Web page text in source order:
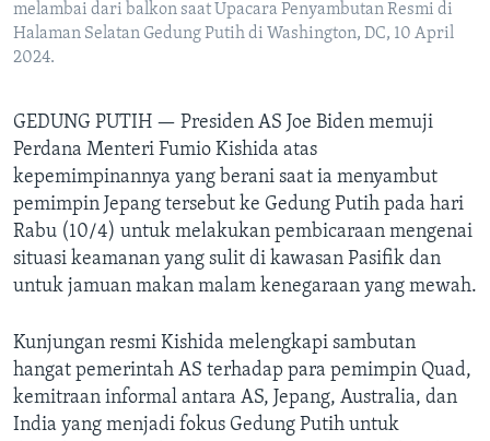
melambai dari balkon saat Upacara Penyambutan Resmi di
Halaman Selatan Gedung Putih di Washington, DC, 10 April
2024.
GEDUNG PUTIH — Presiden AS Joe Biden memuji
Perdana Menteri Fumio Kishida atas
kepemimpinannya yang berani saat ia menyambut
pemimpin Jepang tersebut ke Gedung Putih pada hari
Rabu (10/4) untuk melakukan pembicaraan mengenai
situasi keamanan yang sulit di kawasan Pasifik dan
untuk jamuan makan malam kenegaraan yang mewah.
Kunjungan resmi Kishida melengkapi sambutan
hangat pemerintah AS terhadap para pemimpin Quad,
kemitraan informal antara AS, Jepang, Australia, dan
India yang menjadi fokus Gedung Putih untuk